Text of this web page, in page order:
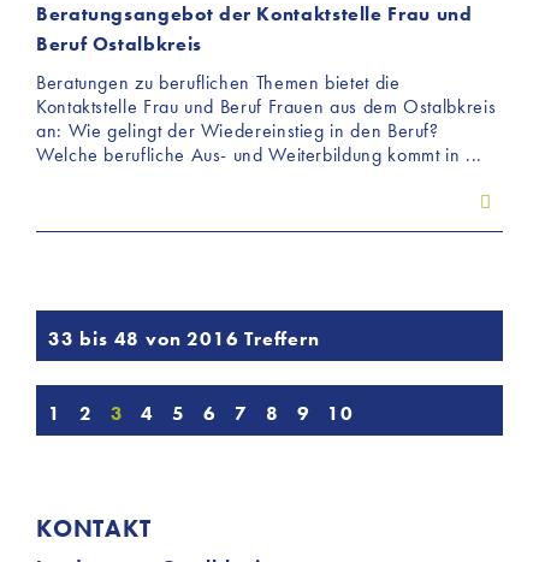
Beratungsangebot der Kontaktstelle Frau und
Beruf Ostalbkreis
Beratungen zu beruflichen Themen bietet die
Kontaktstelle Frau und Beruf Frauen aus dem Ostalbkreis
an: Wie gelingt der Wiedereinstieg in den Beruf?
Welche berufliche Aus- und Weiterbildung kommt in ...
33 bis 48 von 2016 Treffern
1 2 3 4 5 6 7 8 9 10
KONTAKT